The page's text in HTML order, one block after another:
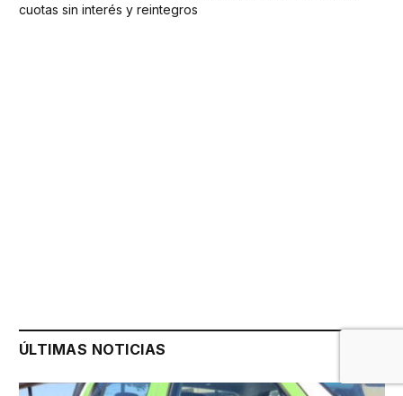
cuotas sin interés y reintegros
ÚLTIMAS NOTICIAS